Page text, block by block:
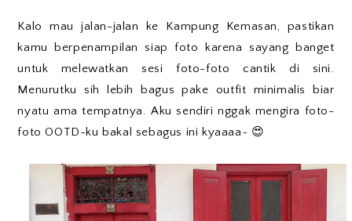
Kalo mau jalan-jalan ke Kampung Kemasan, pastikan
kamu berpenampilan siap foto karena sayang banget
untuk melewatkan sesi foto-foto cantik di sini.
Menurutku sih lebih bagus pake outfit minimalis biar
nyatu ama tempatnya. Aku sendiri nggak mengira foto-
foto OOTD-ku bakal sebagus ini kyaaaa~ 😍